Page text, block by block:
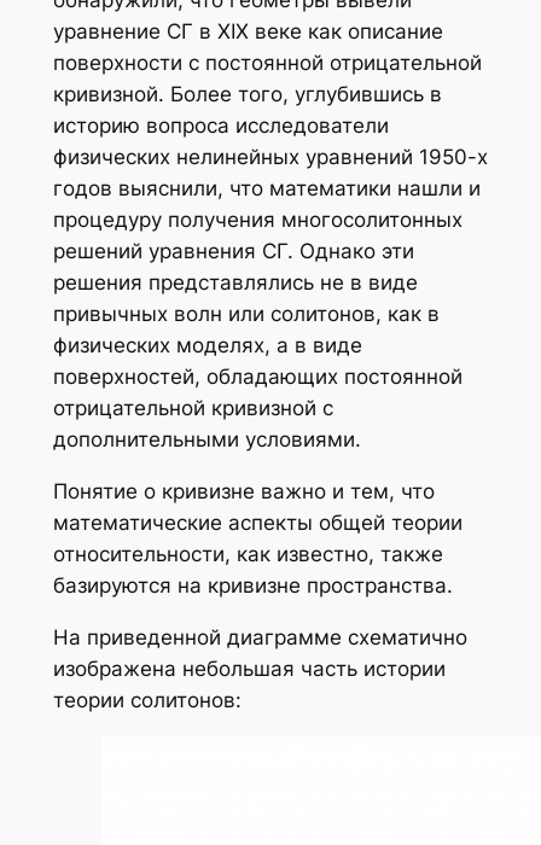
уравнение СГ в XIX веке как описание
поверхности с постоянной отрицательной
кривизной. Более того, углубившись в
историю вопроса исследователи
физических нелинейных уравнений 1950-х
годов выяснили, что математики нашли и
процедуру получения многосолитонных
решений уравнения СГ. Однако эти
решения представлялись не в виде
привычных волн или солитонов, как в
физических моделях, а в виде
поверхностей, обладающих постоянной
отрицательной кривизной с
дополнительными условиями.
Понятие о кривизне важно и тем, что
математические аспекты общей теории
относительности, как известно, также
базируются на кривизне пространства.
На приведенной диаграмме схематично
изображена небольшая часть истории
теории солитонов: